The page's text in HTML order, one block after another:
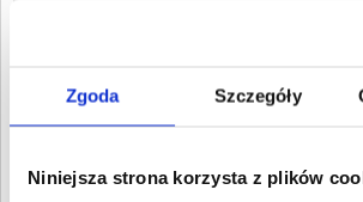
Zgoda Szczegóły
Niniejsza strona korzysta z plików
Szczecin,
Zachodniopomorskie
Szczecin,
Zachodniopomorskie